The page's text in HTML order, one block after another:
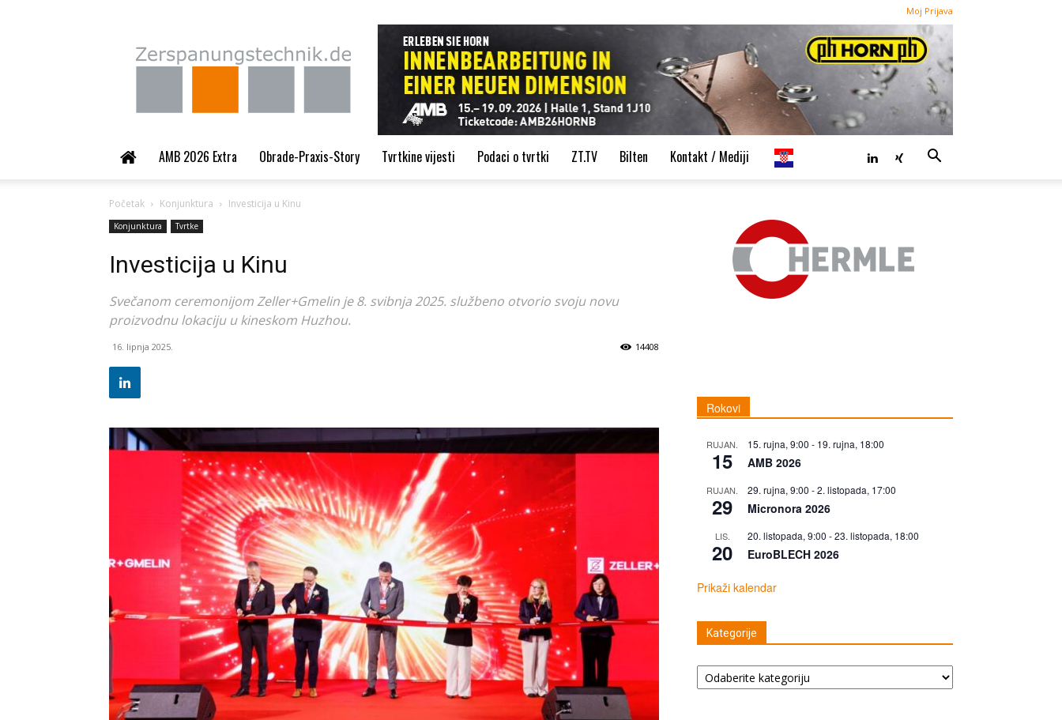
Moj Prijava
Zerspanungstechnik.de
AMB 2026 Extra Obrade-Praxis-Story Tvrtkine vijesti Podaci o tvrtki ZT.TV Bilten Kontakt / Mediji
Početak Konjunktura Investicija u Kinu
Konjunktura Tvrtke
Investicija u Kinu
Svečanom ceremonijom Zeller+Gmelin je 8. svibnja 2025. službeno otvorio svoju novu
proizvodnu lokaciju u kineskom Huzhou.
16. lipnja 2025. 14408
Rokovi
RUJAN.
15
15. rujna, 9:00 - 19. rujna, 18:00
AMB 2026
RUJAN.
29
29. rujna, 9:00 -2. listopada, 17:00
Micronora 2026
LIS.
20
20. listopada, 9:00 -23. listopada, 18:00
EuroBLECH 2026
Prikaži kalendar
Kategorije
Kategorije